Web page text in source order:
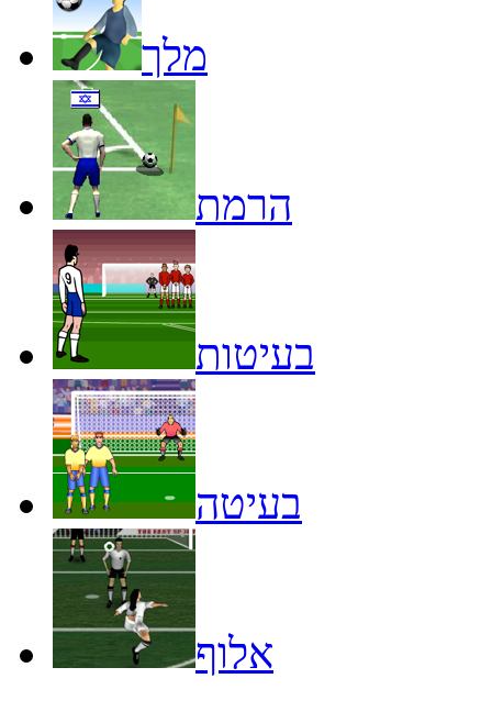
מלך
הרמת
בעיטות
בעיטה
אלוף